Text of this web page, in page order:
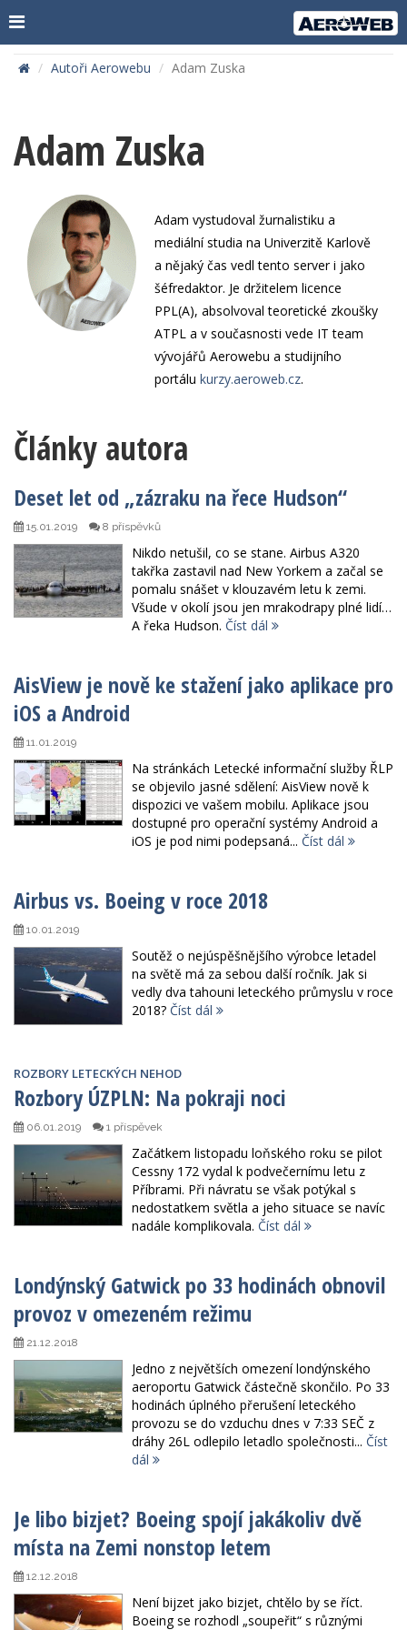
Autoři Aerowebu Adam Zuska
Adam Zuska
Adam vystudoval žurnalistiku a
mediální studia na Univerzitě Karlově
a nějaký čas vedl tento server i jako
šéfredaktor. Je držitelem licence
PPL(A), absolvoval teoretické zkoušky
ATPL a v současnosti vede IT team
vývojářů Aerowebu a studijního
portálu kurzy.aeroweb.cz.
Články autora
Deset let od „zázraku na řece Hudson“
15.01.2019 8 příspěvků
Nikdo netušil, co se stane. Airbus A320
takřka zastavil nad New Yorkem a začal se
pomalu snášet v klouzavém letu k zemi.
Všude v okolí jsou jen mrakodrapy plné lidí…
A řeka Hudson. Číst dál
AisView je nově ke stažení jako aplikace pro
iOS a Android
11.01.2019
Na stránkách Letecké informační služby ŘLP
se objevilo jasné sdělení: AisView nově k
dispozici ve vašem mobilu. Aplikace jsou
dostupné pro operační systémy Android a
iOS je pod nimi podepsaná... Číst dál
Airbus vs. Boeing v roce 2018
10.01.2019
Soutěž o nejúspěšnějšího výrobce letadel
na světě má za sebou další ročník. Jak si
vedly dva tahouni leteckého průmyslu v roce
2018? Číst dál
ROZBORY LETECKÝCH NEHOD
Rozbory ÚZPLN: Na pokraji noci
06.01.2019 1 příspěvek
Začátkem listopadu loňského roku se pilot
Cessny 172 vydal k podvečernímu letu z
Příbrami. Při návratu se však potýkal s
nedostatkem světla a jeho situace se navíc
nadále komplikovala. Číst dál
Londýnský Gatwick po 33 hodinách obnovil
provoz v omezeném režimu
21.12.2018
Jedno z největších omezení londýnského
aeroportu Gatwick částečně skončilo. Po 33
hodinách úplného přerušení leteckého
provozu se do vzduchu dnes v 7:33 SEČ z
dráhy 26L odlepilo letadlo společnosti... Číst
dál
Je libo bizjet? Boeing spojí jakákoliv dvě
místa na Zemi nonstop letem
12.12.2018
Není bijzet jako bizjet, chtělo by se říct.
Boeing se rozhodl „soupeřit“ s různými